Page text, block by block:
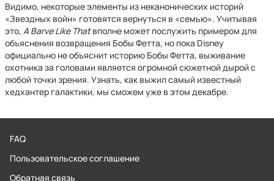
Видимо, некоторые элементы из неканонических историй
«Звездных войн» готовятся вернуться в «семью». Учитывая
это, A Barve Like Thatвполне может послужить примером для
объяснения возвращения Бобы Фетта, но пока Disney
официально не объяснит историю Бобы Фетта, выживание
охотника за головами является огромной сюжетной дырой с
любой точки зрения. Узнать, как выжил самый известный
хедхантер галактики, мы сможем уже в этом декабре.
FAQ
Пользовательское соглашение
Обратная связь